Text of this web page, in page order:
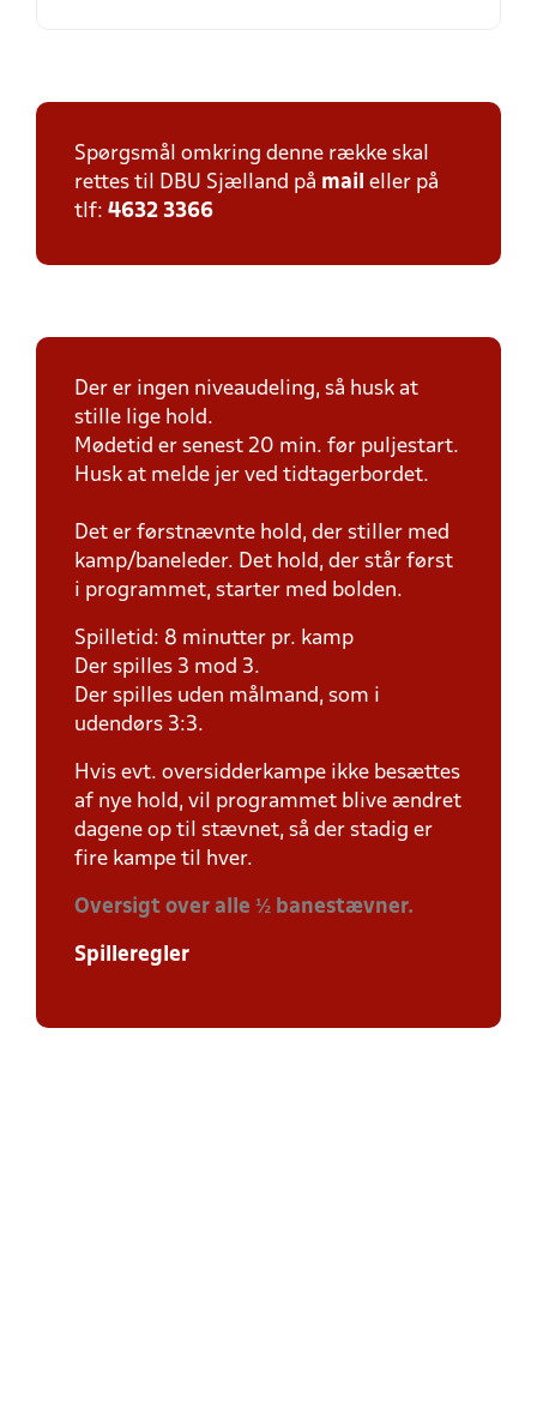
Spørgsmål omkring denne række skal
rettes til DBU Sjælland på mail eller på
tlf: 4632 3366
Der er ingen niveaudeling, så husk at
stille lige hold.
Mødetid er senest 20 min. før puljestart.
Husk at melde jer ved tidtagerbordet.
Det er førstnævnte hold, der stiller med
kamp/baneleder. Det hold, der står først
i programmet, starter med bolden.
Spilletid: 8 minutter pr. kamp
Der spilles 3 mod 3.
Der spilles uden målmand, som i
udendørs 3:3.
Hvis evt. oversidderkampe ikke besættes
af nye hold, vil programmet blive ændret
dagene op til stævnet, så der stadig er
fire kampe til hver.
Oversigt over alle ½ banestævner.
Spilleregler